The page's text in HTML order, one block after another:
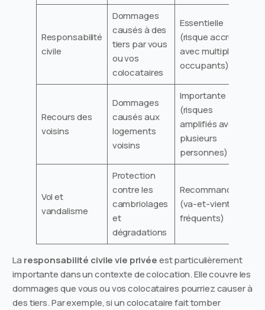
Responsabilité
civile
Dommages
causés à des
tiers par vous
ou vos
colocataires
Essentielle
(risque accru
avec multiple
occupants)
Recours des
voisins
Dommages
causés aux
logements
voisins
Importante
(risques
amplifiés avec
plusieurs
personnes)
Vol et
vandalisme
Protection
contre les
cambriolages
et
dégradations
Recommandée
(va-et-vient
fréquents)
La responsabilité civile vie privéeest particulièrement
importante dans un contexte de colocation. Elle couvre les
dommages que vous ou vos colocataires pourriez causer à
des tiers. Par exemple, si un colocataire fait tomber